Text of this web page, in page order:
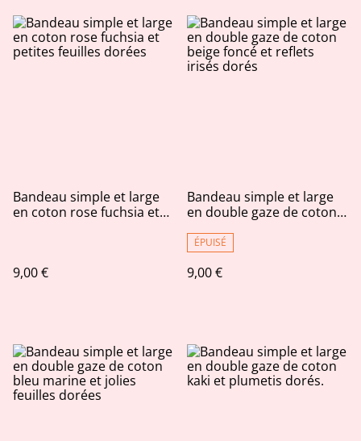
Bandeau simple et large
en coton rose fuchsia et
9,00 €
Bandeau simple et large
en double gaze de coton
irisés dorés
ÉPUISÉ
9,00 €